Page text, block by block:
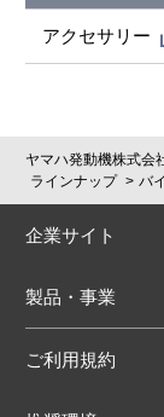
アクセサリー
ヤマハ発動機株式会
ラインナップ
バ
企業サイト
製品・事業
ご利用規約